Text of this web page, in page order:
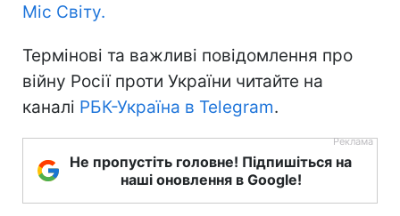
Міс Світу.
Термінові та важливі повідомлення про
війну Росії проти України читайте на
каналі РБК-Україна в Telegram.
Не пропустіть головне! Підпишіться на
наші оновлення в Google!